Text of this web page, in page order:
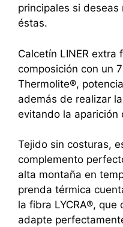
principales si
éstas.
Calcetín LINER extra
composición con un
Thermolite®,
además de realizar
evitando la aparición
Tejido sin costuras,
complemento
alta montaña en
prenda térmica
la fibra LYCRA®, que
adapte